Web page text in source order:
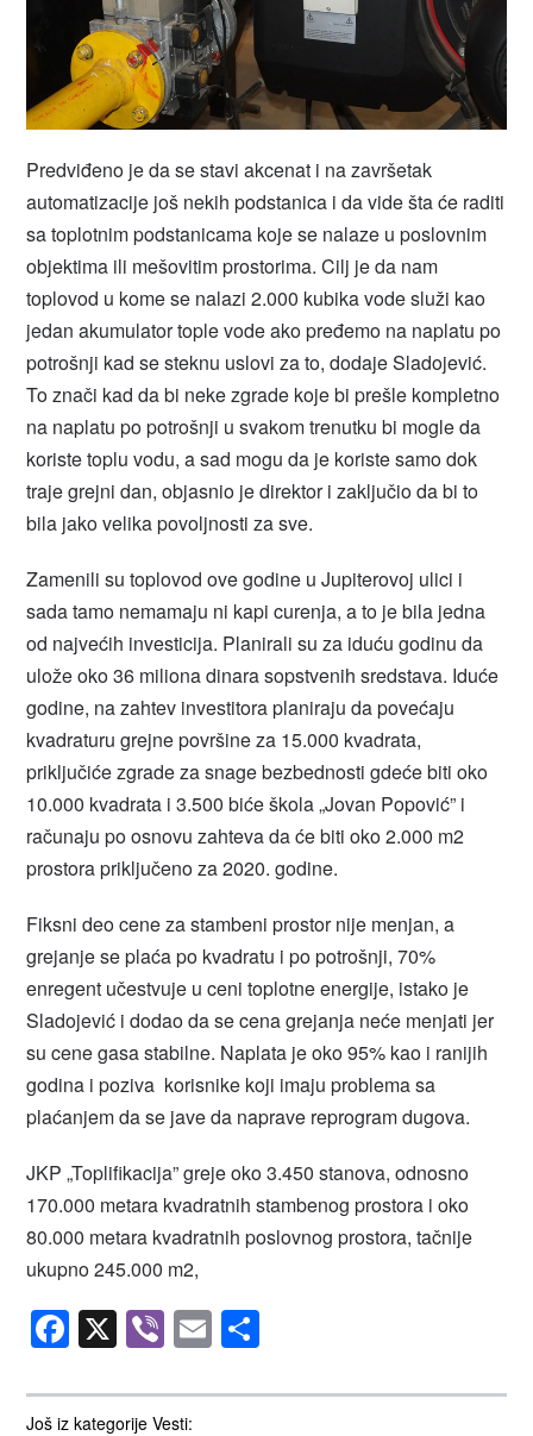
Još iz kategorije Vesti:
Predviđeno je da se stavi akcenat i na završetak
automatizacije još nekih podstanica i da vide šta će raditi
sa toplotnim podstanicama koje se nalaze u poslovnim
objektima ili mešovitim prostorima. Cilj je da nam
toplovod u kome se nalazi 2.000 kubika vode služi kao
jedan akumulator tople vode ako pređemo na naplatu po
potrošnji kad se steknu uslovi za to, dodaje Sladojević.
To znači kad da bi neke zgrade koje bi prešle kompletno
na naplatu po potrošnji u svakom trenutku bi mogle da
koriste toplu vodu, a sad mogu da je koriste samo dok
traje grejni dan, objasnio je direktor i zaključio da bi to
bila jako velika povoljnosti za sve.
Zamenili su toplovod ove godine u Jupiterovoj ulici i
sada tamo nemamaju ni kapi curenja, a to je bila jedna
od najvećih investicija. Planirali su za iduću godinu da
ulože oko 36 miliona dinara sopstvenih sredstava. Iduće
godine, na zahtev investitora planiraju da povećaju
kvadraturu grejne površine za 15.000 kvadrata,
priključiće zgrade za snage bezbednosti gdeće biti oko
10.000 kvadrata i 3.500 biće škola „Jovan Popović” i
računaju po osnovu zahteva da će biti oko 2.000 m2
prostora priključeno za 2020. godine.
Fiksni deo cene za stambeni prostor nije menjan, a
grejanje se plaća po kvadratu i po potrošnji, 70%
enregent učestvuje u ceni toplotne energije, istako je
Sladojević i dodao da se cena grejanja neće menjati jer
su cene gasa stabilne. Naplata je oko 95% kao i ranijih
godina i poziva korisnike koji imaju problema sa
plaćanjem da se jave da naprave reprogram dugova.
JKP „Toplifikacija” greje oko 3.450 stanova, odnosno
170.000 metara kvadratnih stambenog prostora i oko
80.000 metara kvadratnih poslovnog prostora, tačnije
ukupno 245.000 m2,
Facebook
X Viber
Email